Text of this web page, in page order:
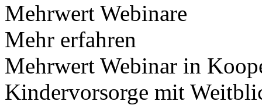
Mehrwert Webinare
Mehr erfahren
Mehrwert Webinar in
Kindervorsorge mit